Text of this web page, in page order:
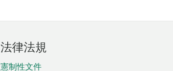
法律法規
憲制性文件